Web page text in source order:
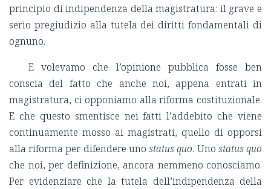
principio di indipendenza della magistratura: il grave e
serio pregiudizio alla tutela dei diritti fondamentali di
ognuno.
E volevamo che l’opinione pubblica fosse ben
conscia del fatto che anche noi, appena entrati in
magistratura, ci opponiamo alla riforma costituzionale.
E che questo smentisce nei fatti l’addebito che viene
continuamente mosso ai magistrati, quello di opporsi
alla riforma per difendere unostatus quo. Uno status quo
che noi, per definizione, ancora nemmeno conosciamo.
Per evidenziare che la tutela dell’indipendenza della